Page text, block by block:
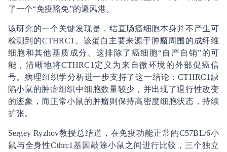
了一个“免疫豁免”的避风港。
该研究的一个关键发现是，结直肠癌细胞本身并不产生可
检测到的CTHRC1。该蛋白主要来源于肿瘤周围的成纤维
细胞和其他基质成分。这排除了癌细胞“自产自销”的可
能，清晰地将CTHRC1定义为来自微环境的外部促癌信
号。病理组织学分析进一步支持了这一结论：CTHRC1缺
陷小鼠的肿瘤组织中细胞数量较少，并出现了退行性改变
的迹象，而正常小鼠的肿瘤则保持高密度细胞状态，持续
扩张。
Sergey Ryzhov教授总结道，在免疫功能正常的C57BL/6小
鼠与全身性Cthrc1基因敲除小鼠之间进行比较，三个独立